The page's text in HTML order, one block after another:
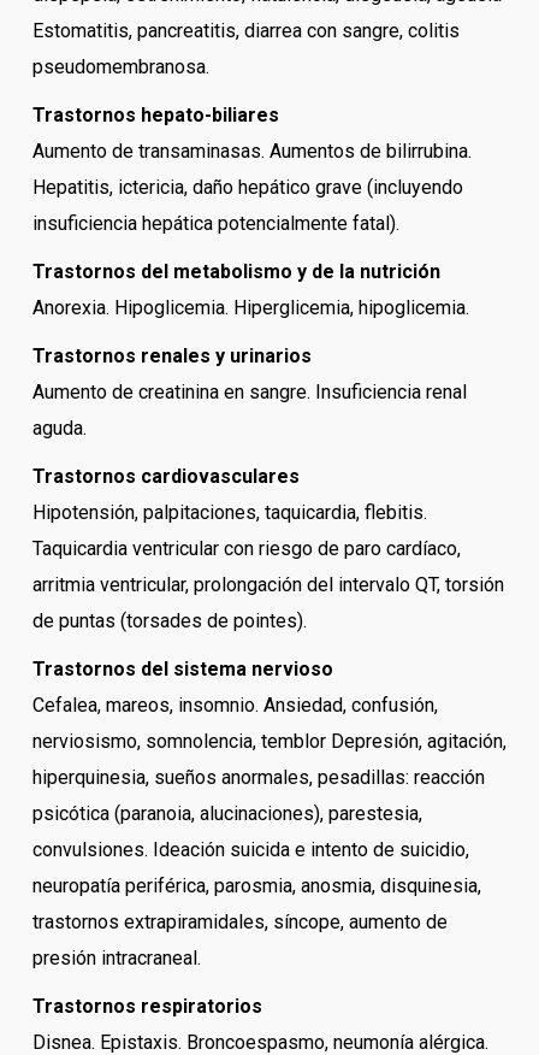
Estomatitis, pancreatitis, diarrea con sangre, colitis
pseudomembranosa.
Trastornos hepato-biliares
Aumento de transaminasas. Aumentos de bilirrubina.
Hepatitis, ictericia, daño hepático grave (incluyendo
insuficiencia hepática potencialmente fatal).
Trastornos del metabolismo y de la nutrición
Anorexia. Hipoglicemia. Hiperglicemia, hipoglicemia.
Trastornos renales y urinarios
Aumento de creatinina en sangre. Insuficiencia renal
aguda.
Trastornos cardiovasculares
Hipotensión, palpitaciones, taquicardia, flebitis.
Taquicardia ventricular con riesgo de paro cardíaco,
arritmia ventricular, prolongación del intervalo QT, torsión
de puntas (torsades de pointes).
Trastornos del sistema nervioso
Cefalea, mareos, insomnio. Ansiedad, confusión,
nerviosismo, somnolencia, temblor Depresión, agitación,
hiperquinesia, sueños anormales, pesadillas: reacción
psicótica (paranoia, alucinaciones), parestesia,
convulsiones. Ideación suicida e intento de suicidio,
neuropatía periférica, parosmia, anosmia, disquinesia,
trastornos extrapiramidales, síncope, aumento de
presión intracraneal.
Trastornos respiratorios
Disnea. Epistaxis. Broncoespasmo, neumonía alérgica.